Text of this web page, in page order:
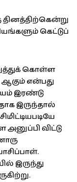
தினத்திற்கென்று
கெட்டுப்
கொள்ள
ஆகும் என்பது
இரண்டு
இருந்தால்
விட்டு
இருந்து